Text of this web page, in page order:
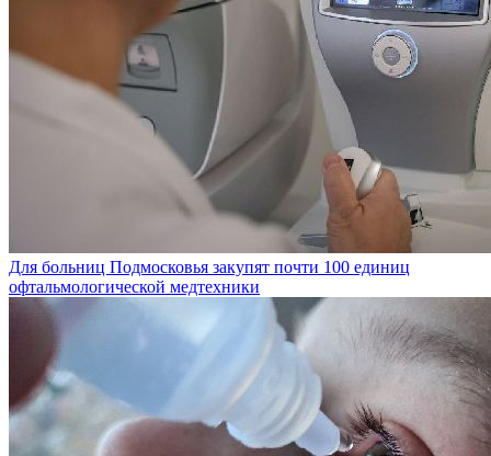
Для больниц Подмосковья закупят почти 100 единиц
офтальмологической медтехники